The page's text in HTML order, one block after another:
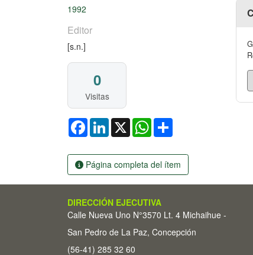
1992
Editor
[s.n.]
0
Visitas
FacebookLinkedIn
X WhatsApp
Página completa del ítem
DIRECCIÓN EJECUTIVA
Calle Nueva Uno N°3570 Lt. 4 Michaihue -
San Pedro de La Paz, Concepción
(56-41) 285 32 60